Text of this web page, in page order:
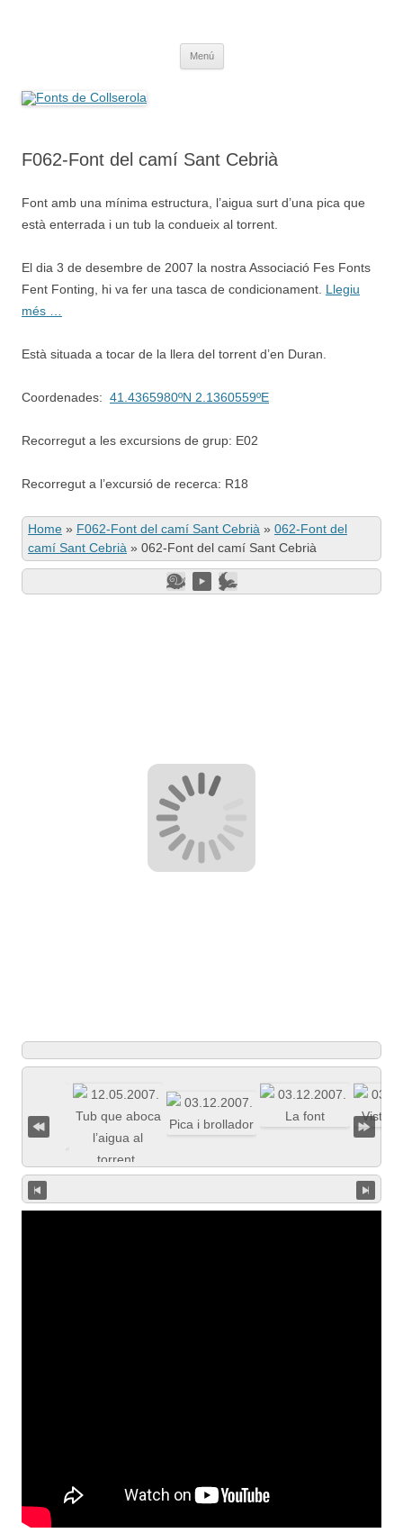
Menú
F062-Font del camí Sant Cebrià
Font amb una mínima estructura, l’aigua surt d’una pica que
està enterrada i un tub la condueix al torrent.
El dia 3 de desembre de 2007 la nostra Associació Fes Fonts
Fent Fonting, hi va fer una tasca de condicionament. Llegiu
més …
Està situada a tocar de la llera del torrent d’en Duran.
Coordenades: 41.4365980ºN 2.1360559ºE
Recorregut a les excursions de grup: E02
Recorregut a l’excursió de recerca: R18
Home » F062-Font del camí Sant Cebrià » 062-Font del
camí Sant Cebrià » 062-Font del camí Sant Cebrià